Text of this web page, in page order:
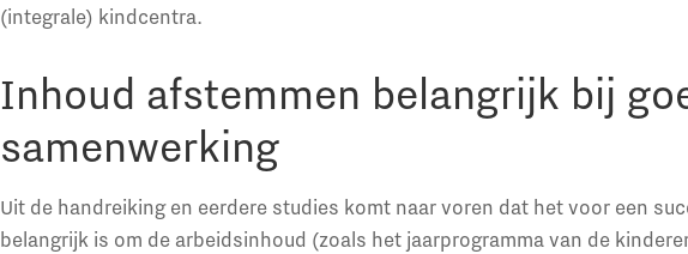
(integrale) kindcentra.
Inhoud afstemmen belangrijk bij
samenwerking
Uit de handreiking en eerdere studies komt naar voren dat het voor een
belangrijk is om de arbeidsinhoud (zoals het jaarprogramma van de